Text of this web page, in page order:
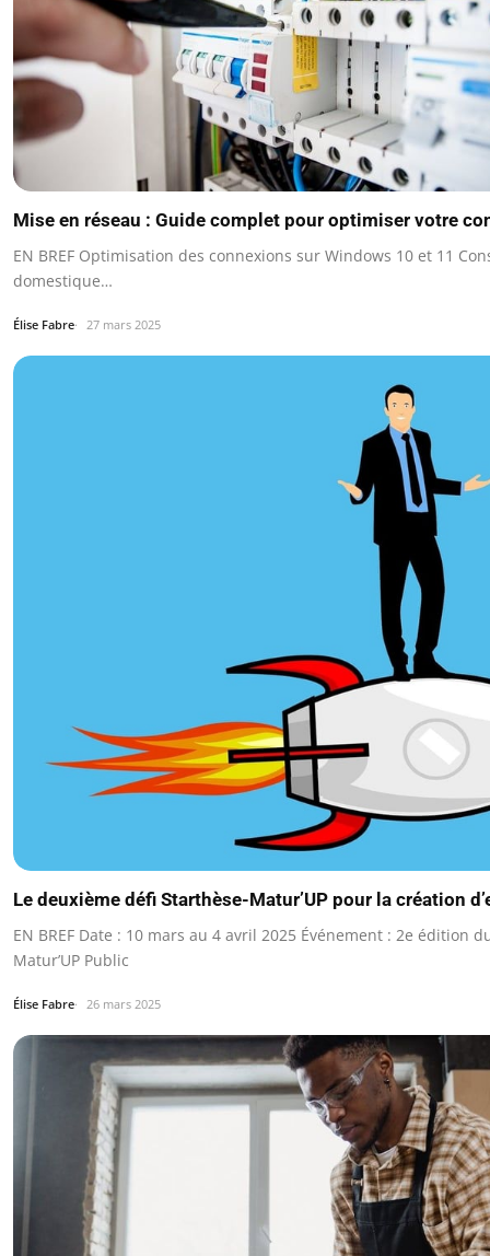
Mise en réseau : Guide complet pour optimiser votre
EN BREF Optimisation des connexions sur Windows 10 et 11
domestique…
Élise Fabre 27 mars 2025
Le deuxième défi Starthèse-Matur’UP pour la création
EN BREF Date : 10 mars au 4 avril 2025 Événement : 2e édition
Matur’UP Public
Élise Fabre 26 mars 2025